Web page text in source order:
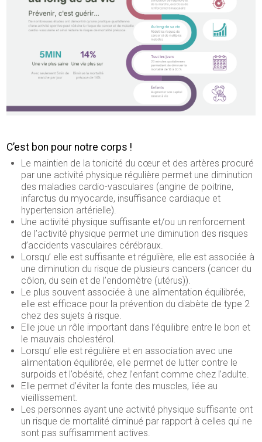
Equitation
Escrime
Golf
Handball
Judo
Karaté - Aikido
Lutte
Marche Nordique
Métiers de la forme
Natation
Randonnée
Rugby
Sport de glace
Squash
Taekwondo
C’est bon pour notre corps !
Le maintien de la tonicité du cœur et des artères procuré
par une activité physique régulière permet une diminution
des maladies cardio-vasculaires (angine de poitrine,
infarctus du myocarde, insuffisance cardiaque et
hypertension artérielle).
Une activité physique suffisante et/ou un renforcement
de l’activité physique permet une diminution des risques
d’accidents vasculaires cérébraux.
Lorsqu’ elle est suffisante et régulière, elle est associée à
une diminution du risque de plusieurs cancers (cancer du
côlon, du sein et de l’endomètre (utérus)).
Le plus souvent associée à une alimentation équilibrée,
elle est efficace pour la prévention du diabète de type 2
chez des sujets à risque.
Elle joue un rôle important dans l’équilibre entre le bon et
le mauvais cholestérol.
Lorsqu’ elle est régulière et en association avec une
alimentation équilibrée, elle permet de lutter contre le
surpoids et l’obésité, chez l’enfant comme chez l’adulte.
Elle permet d’éviter la fonte des muscles, liée au
vieillissement.
Les personnes ayant une activité physique suffisante ont
un risque de mortalité diminué par rapport à celles qui ne
sont pas suffisamment actives.